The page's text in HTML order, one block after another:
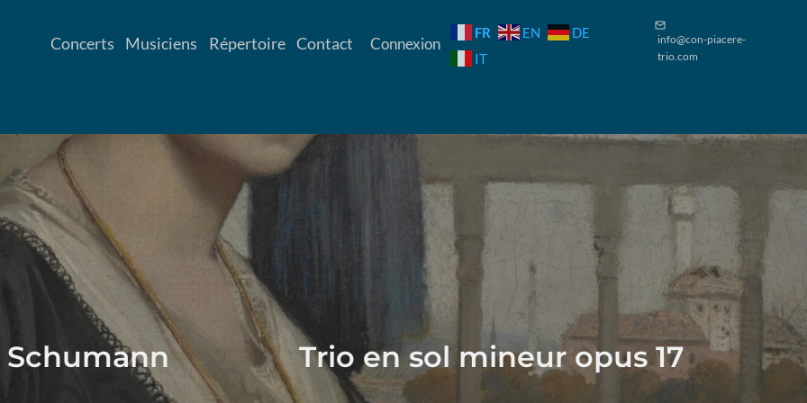
Concerts Musiciens Répertoire Contact Connexion
FR EN
DE
IT
info@con-piacere-
trio.com
Schumann
Trio en sol mineur opus 17